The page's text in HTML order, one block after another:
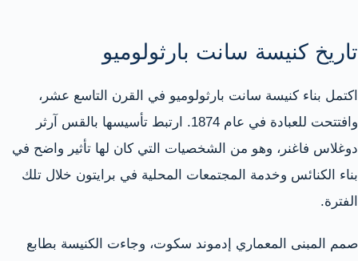
تاريخ كنيسة سانت بارثولوميو
اكتمل بناء كنيسة سانت بارثولوميو في القرن التاسع عشر،
وافتتحت للعبادة في عام 1874. ارتبط تأسيسها بالقس آرثر
دوغلاس فاغنر، وهو من الشخصيات التي كان لها تأثير واضح في
بناء الكنائس وخدمة المجتمعات المحلية في برايتون خلال تلك
الفترة.
صمم المبنى المعماري إدموند سكوت، وجاءت الكنيسة بطابع